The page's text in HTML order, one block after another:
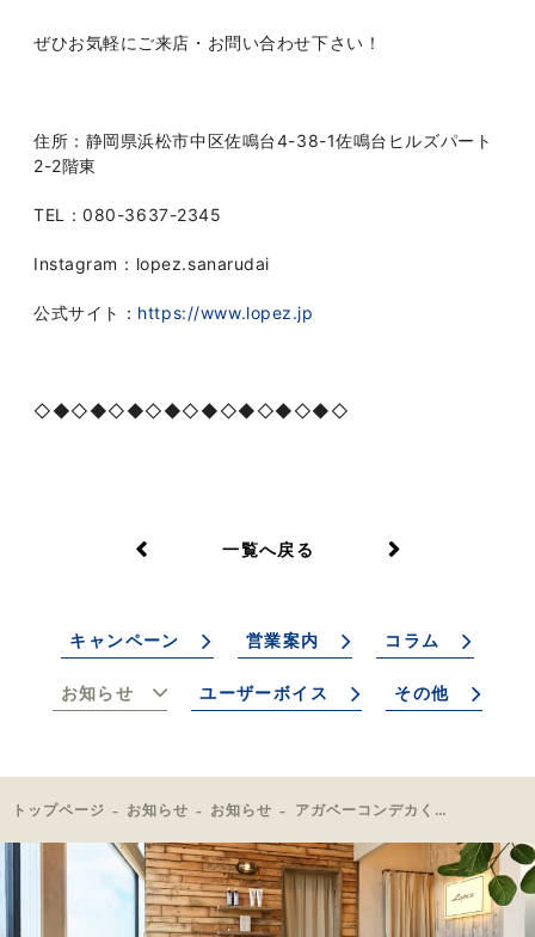
ぜひお気軽にご来店・お問い合わせ下さい！
住所：静岡県浜松市中区佐鳴台4-38-1佐鳴台ヒルズパート
2-2階東
TEL ：080-3637-2345
Instagram ： lopez.sanarudai
公式サイト： https://www.lopez.jp
◇◆◇◆◇◆◇◆◇◆◇◆◇◆◇◆◇
一覧へ戻る
キャンペーン 営業案内 コラム
お知らせ ユーザーボイス その他
トップページ お知らせ お知らせ アガベーコンデカくなりました、